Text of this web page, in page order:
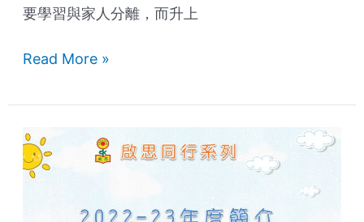
要學習與家人分離，而升上
Read More »
【Creative
Parenting
Series】